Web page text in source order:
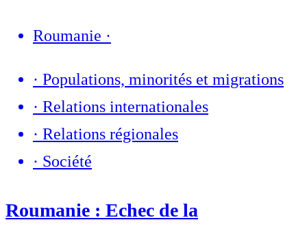
Roumanie ·
· Populations, minorités et migrations
· Relations internationales
· Relations régionales
· Société
Roumanie : Echec de la